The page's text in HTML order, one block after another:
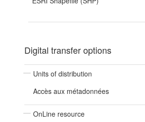
Digital transfer options
Units of distribution
Accès aux métadonnées
OnLine resource